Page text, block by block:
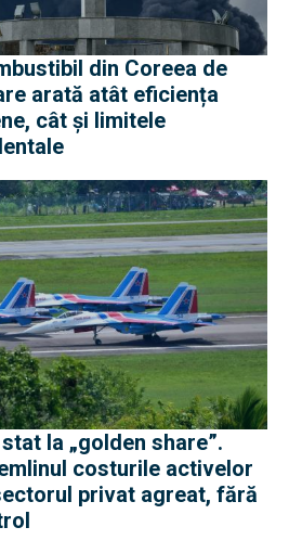
din Coreea de
arată atât eficiența
cât și limitele
la „golden share”.
costurile activelor
privat agreat, fără